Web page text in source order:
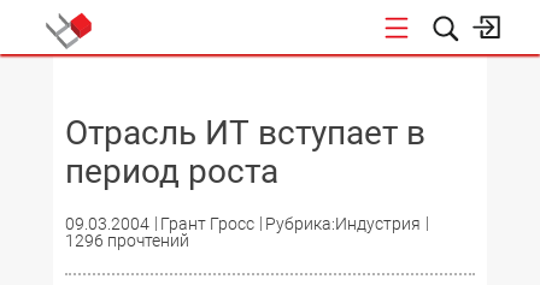
Отрасль ИТ вступает в
период роста
09.03.2004 Грант Гросс
Рубрика:Индустрия
1296 прочтений